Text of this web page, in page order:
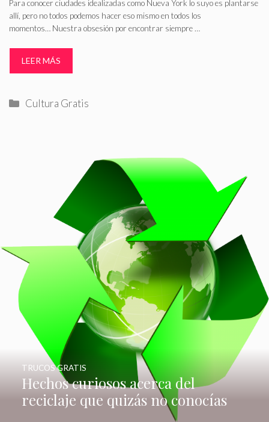
Para conocer ciudades idealizadas como Nueva York lo suyo es plantarse
allí, pero no todos podemos hacer eso mismo en todos los
momentos… Nuestra obsesión por encontrar siempre …
LEER MÁS
Categorías
Cultura Gratis
Hechos curiosos acerca del
reciclaje que quizás no conocías
TRUCOS GRATIS